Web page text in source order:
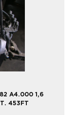
A4.000 1,6
453FT